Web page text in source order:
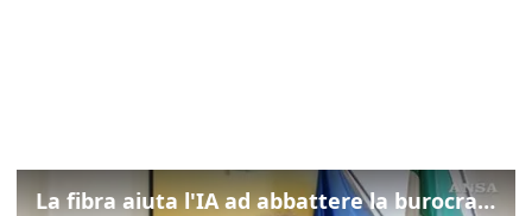
La fibra aiuta l'IA ad abbattere la burocrazia, progetto pilota in Veneto